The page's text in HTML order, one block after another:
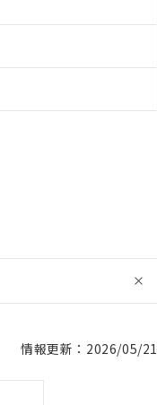
情報更新：2026/05/21